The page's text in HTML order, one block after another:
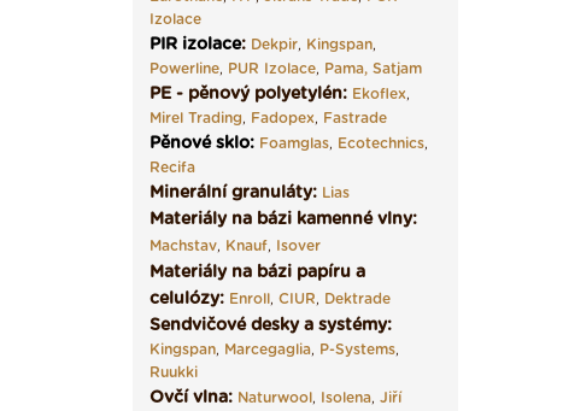
Izolace
PIR izolace: Dekpir, Kingspan,
Powerline, PUR Izolace, Pama, Satjam
PE - pěnový polyetylén: Ekoflex,
Mirel Trading, Fadopex, Fastrade
Pěnové sklo: Foamglas, Ecotechnics,
Recifa
Minerální granuláty: Lias
Materiály na bázi kamenné vlny:
Machstav, Knauf, Isover
Materiály na bázi papíru a
celulózy: Enroll, CIUR, Dektrade
Sendvičové desky a systémy:
Kingspan, Marcegaglia, P-Systems,
Ruukki
Ovčí vlna: Naturwool, Isolena, Jiří